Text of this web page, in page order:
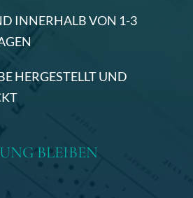
INNERHALB VON 1-3
HERGESTELLT UND
BLEIBEN